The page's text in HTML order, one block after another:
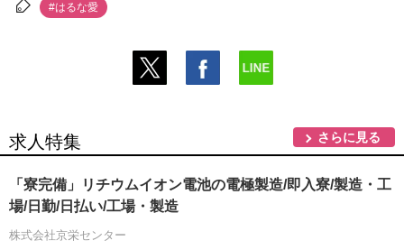
#はるな愛
求人特集 さらに見る
「寮完備」リチウムイオン電池の電極製造/即入寮/製造・工
場/日勤/日払い/工場・製造
株式会社京栄センター